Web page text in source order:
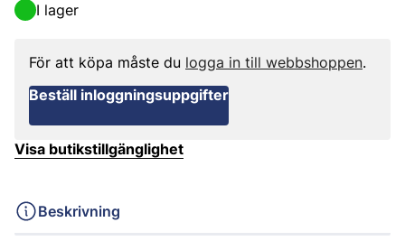
I lager
För att köpa måste du logga in till webbshoppen.
Beställ inloggningsuppgifter
Visa butikstillgänglighet
Beskrivning